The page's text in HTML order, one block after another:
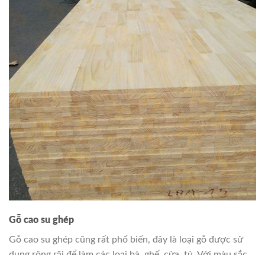
Gỗ cao su ghép
Gỗ cao su ghép cũng rất phổ biến, đây là loại gỗ được sử